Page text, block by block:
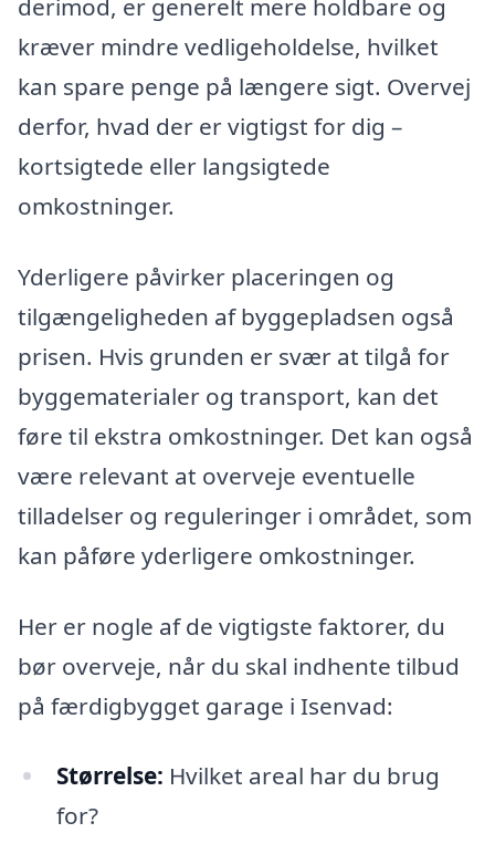
derimod, er generelt mere holdbare og
kræver mindre vedligeholdelse, hvilket
kan spare penge på længere sigt. Overvej
derfor, hvad der er vigtigst for dig –
kortsigtede eller langsigtede
omkostninger.
Yderligere påvirker placeringen og
tilgængeligheden af byggepladsen også
prisen. Hvis grunden er svær at tilgå for
byggematerialer og transport, kan det
føre til ekstra omkostninger. Det kan også
være relevant at overveje eventuelle
tilladelser og reguleringer i området, som
kan påføre yderligere omkostninger.
Her er nogle af de vigtigste faktorer, du
bør overveje, når du skal indhente tilbud
på færdigbygget garage i Isenvad:
Størrelse: Hvilket areal har du brug
for?